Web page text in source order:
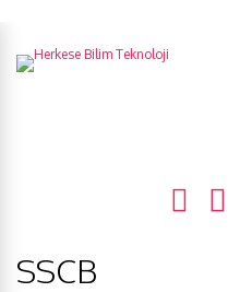
SSCB